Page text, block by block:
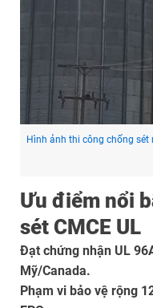
Hình ảnh thi công chống sét
Ưu điểm nổi
sét CMCE UL
Đạt chứng nhận UL
Mỹ/Canada.
Phạm vi bảo vệ rộng